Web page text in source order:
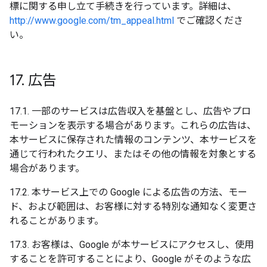
標に関する申し立て手続きを行っています。詳細は、
http://www.google.com/tm_appeal.html でご確認くださ
い。
17. 広告
17.1. 一部のサービスは広告収入を基盤とし、広告やプロ
モーションを表示する場合があります。これらの広告は、
本サービスに保存された情報のコンテンツ、本サービスを
通じて行われたクエリ、またはその他の情報を対象とする
場合があります。
17.2. 本サービス上での Google による広告の方法、モー
ド、および範囲は、お客様に対する特別な通知なく変更さ
れることがあります。
17.3. お客様は、Google が本サービスにアクセスし、使用
することを許可することにより、Google がそのような広